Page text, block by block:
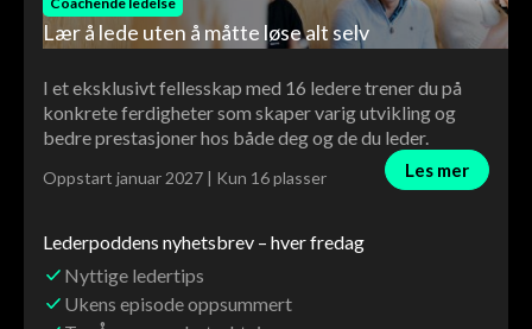
Lederpoddens nyhetsbrev – hver fredag
Nyttige ledertips
Ukens episode oppsummert
Lær å lede uten å måtte løse alt selv
I et eksklusivt fellesskap med 16 ledere trener du på
konkrete ferdigheter som skaper varig utvikling og
bedre prestasjoner hos både deg og de du leder.
Oppstart januar 2027 | Kun 16 plasser Les mer